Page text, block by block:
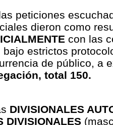
peticiones
dieron como
con las
bajo estrictos
de público, a
total 150.
DIVISIONALES
DIVISIONALES